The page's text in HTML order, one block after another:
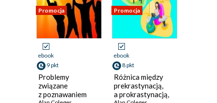
Promocja
ebook
9 pkt
Problemy
związane
z poznawaniem
Promocja
ebook
8 pkt
Różnica między
prekrastynacją,
a prokrastynacją,